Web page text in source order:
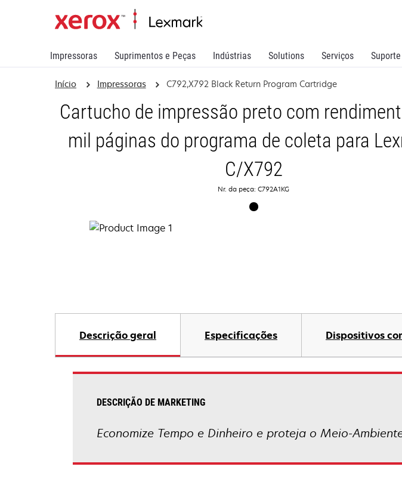
Impressoras Suprimentos e Peças Indústrias Solutions Serviços
Início Impressoras C792,X792 Black Return Program Cartridge
Cartucho de impressão preto com
mil páginas do programa de coleta para
C/X792
Nr. da peça: C792A1KG
Descrição geral Especificações Dispositivos
DESCRIÇÃO DE MARKETING
Economize Tempo e Dinheiro e proteja o Meio-